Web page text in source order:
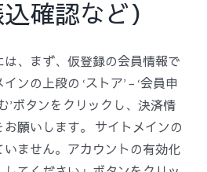
確認など）
、まず、仮登録の会員情報で
ンの上段の ‘ストア’ – ‘会員申
’ボタンをクリックし、決済情
願いします。 サイトメインの
いません。アカウントの有効化